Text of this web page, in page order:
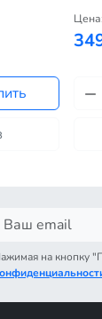
Цена:
на кнопку